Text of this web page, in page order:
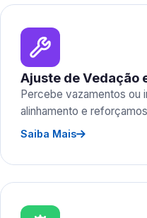
Ajuste de Vedação
Percebe vazamentos ou
alinhamento e
Saiba Mais